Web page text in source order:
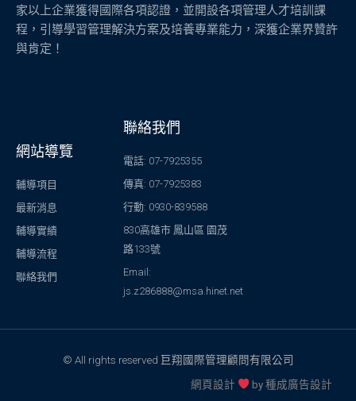
家以上企業獲得國際各項認證，並開設各項管理人才培訓課
程，引導學習管理解決方案及培養專業能力，深獲企業界贊許
與肯定！
網站導覽
輔導項目
最新消息
輔導實績
輔導流程
聯絡我們
聯絡我們
電話: 07-7925355
傳真: 07-7925383
行動: 0930-839588
830高雄市 鳳山區 園茂
路133號
Email:
js.z286888@msa.hinet.net
© All rights reserved 巨翔國際管理顧問有限公司
網頁設計
by種成廣告設計